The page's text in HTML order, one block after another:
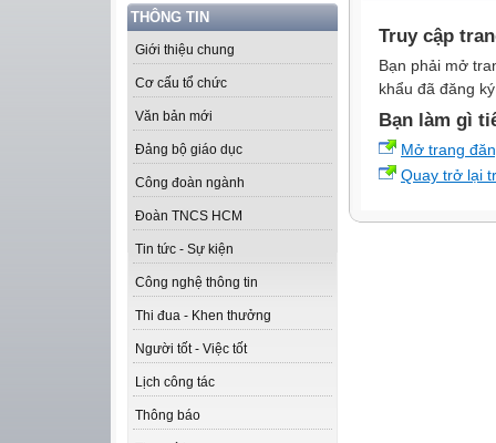
THÔNG TIN
Giới thiệu chung
Cơ cấu tổ chức
Văn bản mới
Đảng bộ giáo dục
Công đoàn ngành
Đoàn TNCS HCM
Tin tức - Sự kiện
Công nghệ thông tin
Thi đua - Khen thưởng
Người tốt - Việc tốt
Lịch công tác
Thông báo
Truy cập
Bạn phải mở
khẩu đã đăng
Bạn làm gì
Mở trang
Quay trở lại